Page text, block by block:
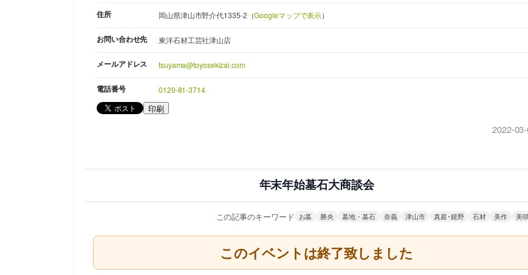
住所 岡山県津山市野介代1335-2（Googleマップで表示）
お問い合わせ先 東洋石材工芸社津山店
メールアドレス tsuyama@toyosekizai.com
電話番号 0120-81-3714
印刷
2022-
年末年始墓石大商談会
この記事のキーワード お墓 勝央 墓地・墓石 奈義 津山市 真庭･鏡野 石材 美作 美
このイベントは終了致しました